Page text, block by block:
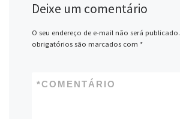
Deixe um comentário
O seu endereço de e-mail não será publicado.
obrigatórios são marcados com *
COMENTÁRIO
*